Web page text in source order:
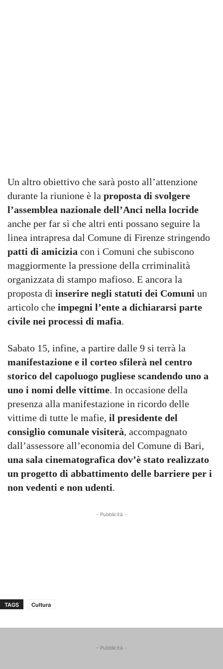
Un altro obiettivo che sarà posto all’attenzione
durante la riunione è la proposta di svolgere
l’assemblea nazionale dell’Anci nella locride
anche per far sì che altri enti possano seguire la
linea intrapresa dal Comune di Firenze stringendo
patti di amicizia con i Comuni che subiscono
maggiormente la pressione della crriminalità
organizzata di stampo mafioso. E ancora la
proposta di inserire negli statuti dei Comuni un
articolo che impegni l’ente a dichiararsi parte
civile nei processi di mafia.
Sabato 15, infine, a partire dalle 9 si terrà la
manifestazione e il corteo sfilerà nel centro
storico del capoluogo pugliese scandendo uno a
uno i nomi delle vittime. In occasione della
presenza alla manifestazione in ricordo delle
vittime di tutte le mafie, il presidente del
consiglio comunale visiterà, accompagnato
dall’assessore all’economia del Comune di Bari,
una sala cinematografica dov’è stato realizzato
un progetto di abbattimento delle barriere per i
non vedenti e non udenti.
- Pubblicità -
TAGS Cultura
- Pubblicità -